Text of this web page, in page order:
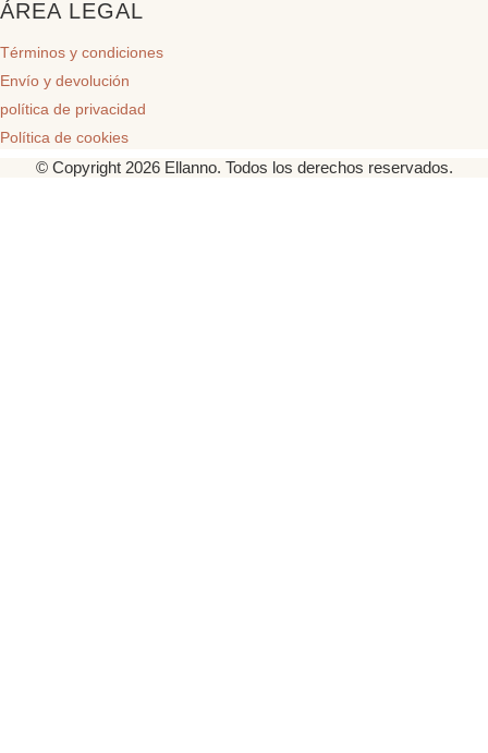
ÁREA LEGAL
Términos y condiciones
Envío y devolución
política de privacidad
Política de cookies
© Copyright 2026 Ellanno. Todos los derechos reservados.